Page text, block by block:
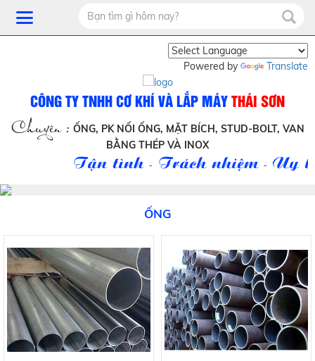
Powered by Translate
CÔNG TY TNHH CƠ KHÍ VÀ LẮP MÁYTHÁI SƠN
Chuyên : ỐNG, PK NỐI ỐNG, MẶT BÍCH, STUD-BOLT, VAN
BẰNG THÉP VÀ INOX
Tận tình - Trách nhiệm - Uy tín
ỐNG